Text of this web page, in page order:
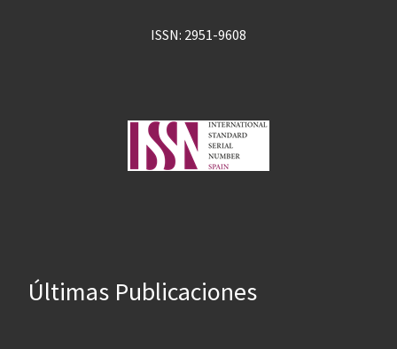
ISSN: 2951-9608
Últimas Publicaciones